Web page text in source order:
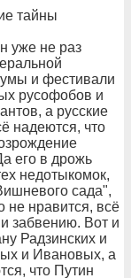
тайны
уже не раз
и фестивали
русофобов и
а русские
надеются, что
его в дрожь
недотыкомок,
сада",
не нравится, всё
забвению. Вот и
Радзинских и
и Ивановых, а
что Путин